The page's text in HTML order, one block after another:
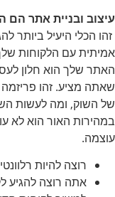
עיצוב ובניית אתר הם
זהו הכלי היעיל ביותר
אמיתית עם הלקוחות
האתר שלך הוא חלון
שאתה מציע. זהו
של השוק, ומה לעשות
במהירות האור הוא לא
עוצמה.
רוצה להיות
אתה רוצה להגיע